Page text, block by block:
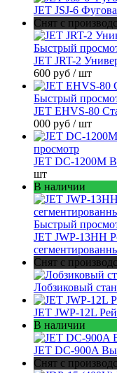
JET JSJ-6
Снят с
Быстрый
JET JRT-2
600 руб / шт
Быстрый
JET EHVS-80
000 руб / шт
просмотр
JET DC-1200M
шт
В наличии
Быстрый
JET JWP-13HH
Снят с
Лобзиковый
JET JWP-12L
В наличии
JET DC-900A
Снят с